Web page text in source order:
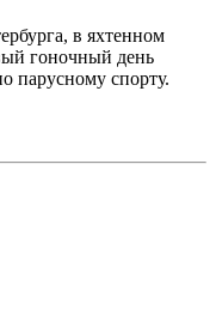
в яхтенном
гоночный день
парусному спорту.